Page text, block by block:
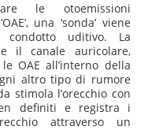
le otoemissioni
una ‘sonda’ viene
condotto uditivo. La
il canale auricolare,
OAE all’interno della
altro tipo di rumore
stimola l’orecchio con
definiti e registra i
attraverso un